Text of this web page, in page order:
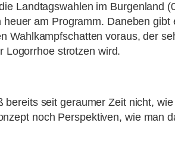
Landtagswahlen im Burgenland
am Programm. Daneben
Wahlkampfschatten voraus, der
Logorrhoe strotzen wird.
seit geraumer Zeit nicht,
noch Perspektiven, wie man